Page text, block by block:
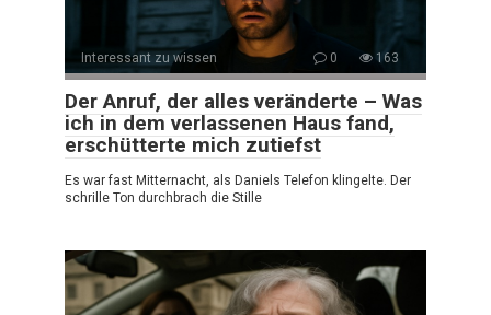
Interessant zu wissen 0 163
Der Anruf, der alles veränderte – Was
ich in dem verlassenen Haus fand,
erschütterte mich zutiefst
Es war fast Mitternacht, als Daniels Telefon klingelte. Der
schrille Ton durchbrach die Stille